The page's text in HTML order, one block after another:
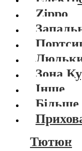
Zippo
Зона
Інше
Більше
Тютюн